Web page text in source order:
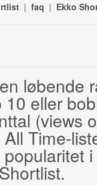
| faq | Ekko
løbende
eller
(views
Time-